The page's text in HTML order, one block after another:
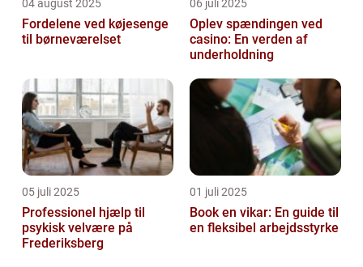
04 august 2025
Fordelene ved køjesenge
til børneværelset
06 juli 2025
Oplev spændingen ved
casino: En verden af
underholdning
05 juli 2025
Professionel hjælp til
psykisk velvære på
Frederiksberg
01 juli 2025
Book en vikar: En guide til
en fleksibel arbejdsstyrke